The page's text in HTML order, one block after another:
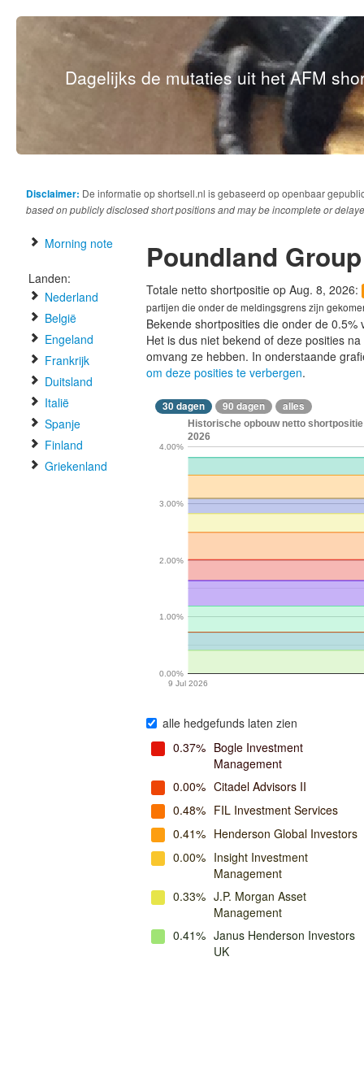
Dagelijks de mutaties uit het AFM
Disclaimer: De informatie op shortsell.nl is gebaseerd op openbaar
based on publicly disclosed short positions and may be incomplete or
Morning note
Landen:
Nederland
België
Engeland
Frankrijk
Duitsland
Italië
Spanje
Finland
Griekenland
Poundland Group
Totale netto shortpositie op Aug. 8, 2026:
partijen die onder de meldingsgrens zijn
Bekende shortposities die onder de
Het is dus niet bekend of deze posities
omvang ze hebben. In onderstaande
om deze posities te verbergen.
30 dagen 90 dagen alles
Historische opbouw netto
2026
9 Jul 2026
0.00%
1.00%
2.00%
3.00%
4.00%
alle hedgefunds laten zien
0.37% Bogle Investment
Management
0.00% Citadel Advisors II
0.48% FIL Investment Services
0.41% Henderson Global Investors
0.00% Insight Investment
Management
0.33% J.P. Morgan Asset
Management
0.41% Janus Henderson Investors
UK